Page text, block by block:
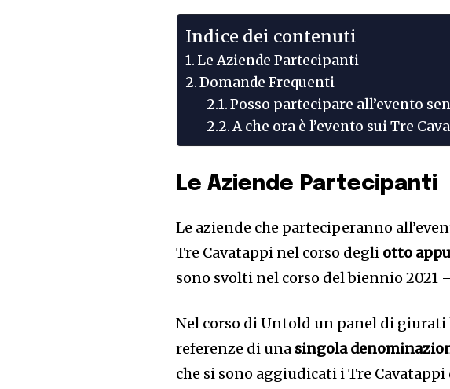
Indice dei contenuti
Le Aziende Partecipanti
Domande Frequenti
Posso partecipare all’evento
A che ora è l’evento sui Tre
Le Aziende Partecipanti
Le aziende che parteciperanno
Tre Cavatappi nel corso degli otto
sono svolti nel corso del biennio 2021
Nel corso di Untold un panel di
referenze di una singola
che si sono aggiudicati i Tre